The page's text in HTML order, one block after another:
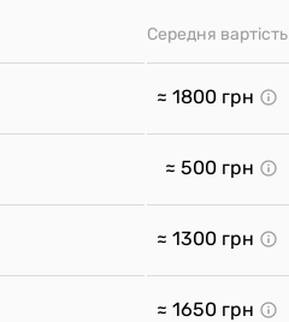
Середня вартість
≈ 1800 грн
≈ 500 грн
≈ 1300 грн
≈ 1650 грн